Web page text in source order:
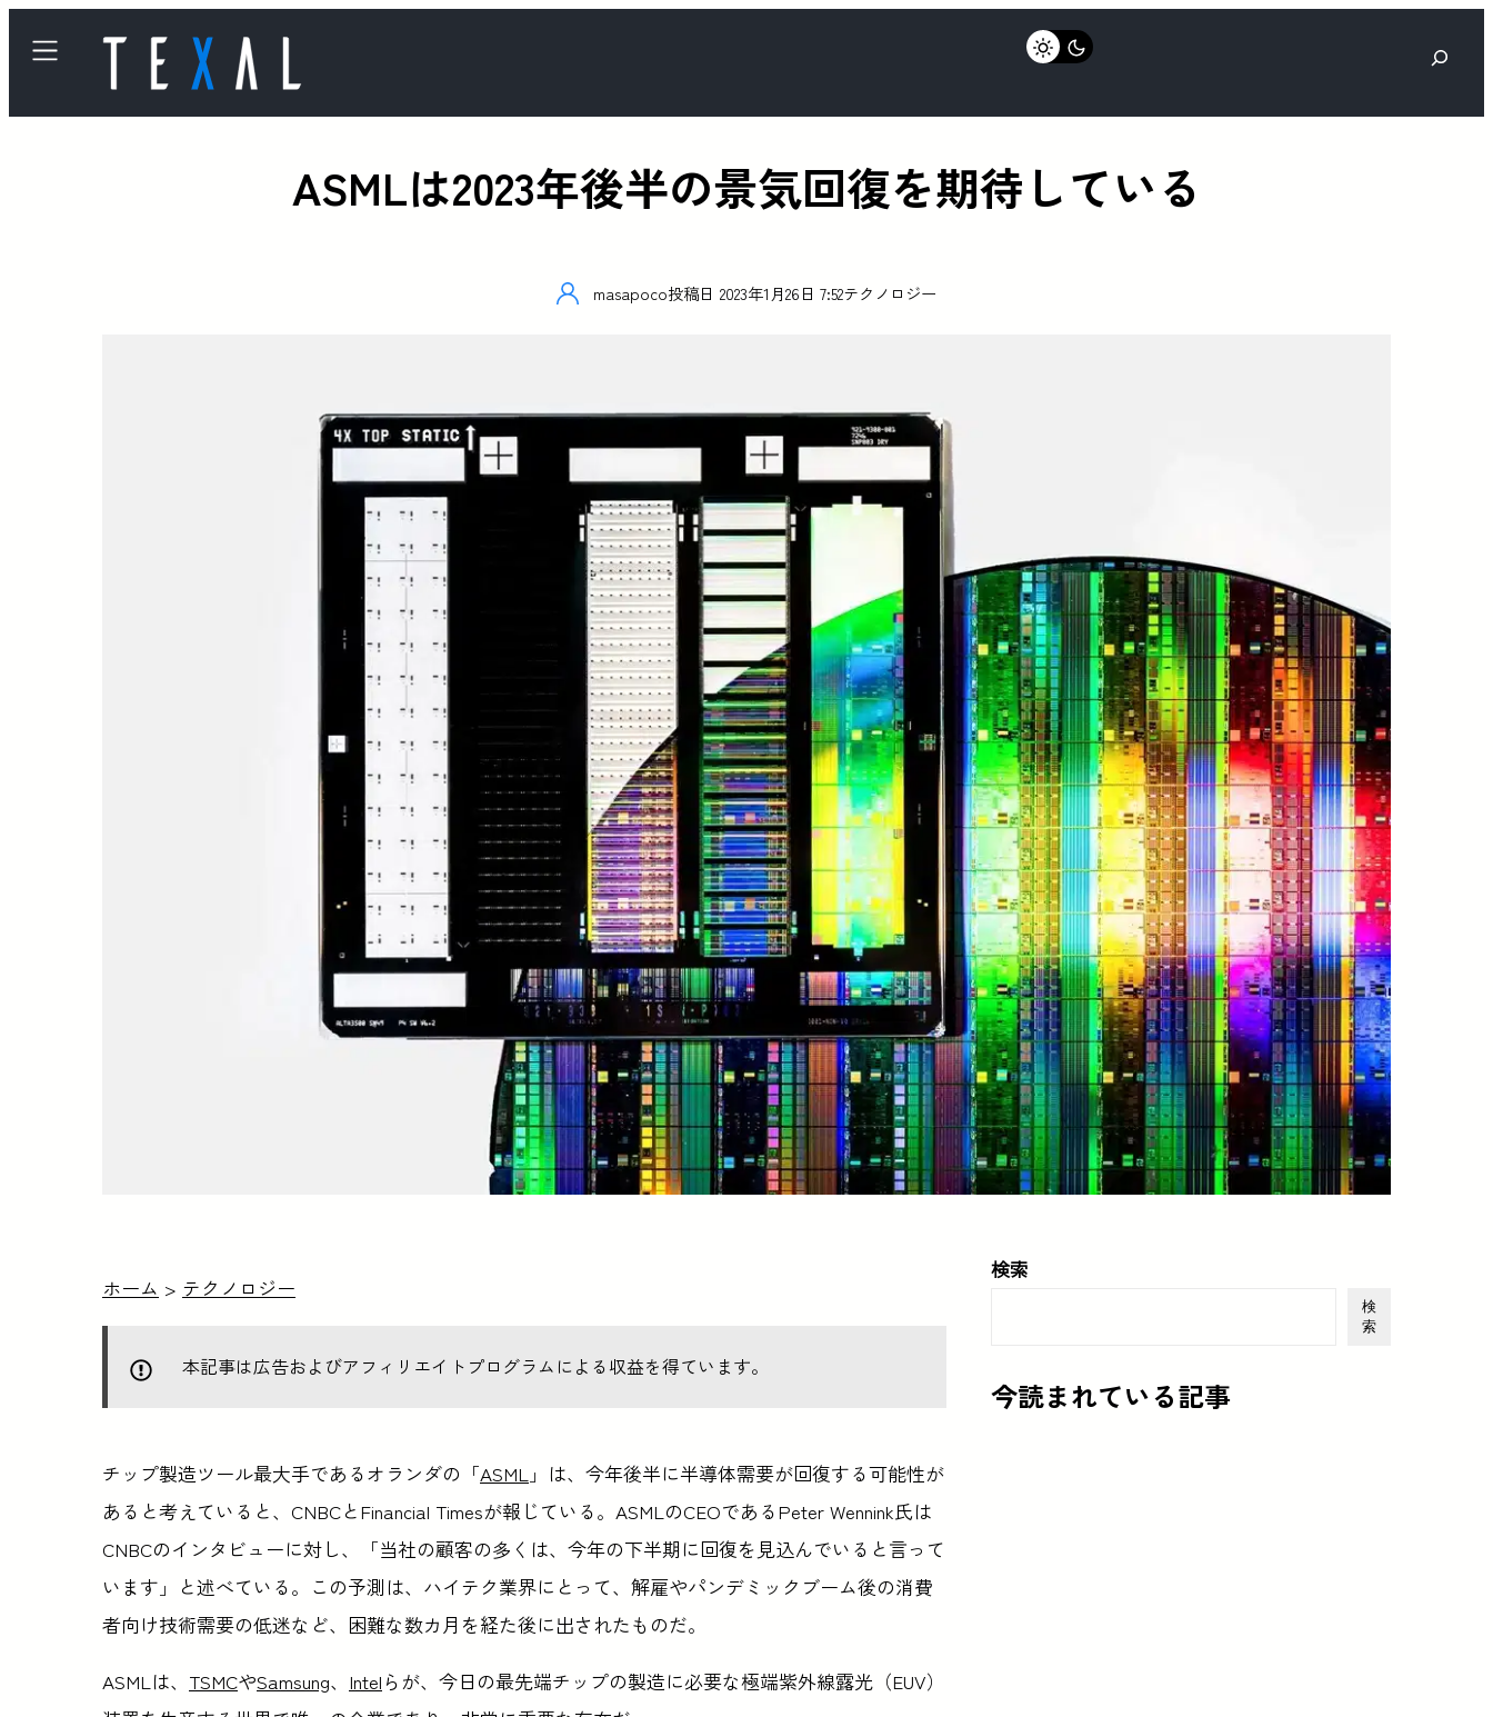
検
ASMLは2023年後半の景気回復を期待している
masapoco投稿日 2023年1月26日 7:52テクノロジー
ホーム > テクノロジー
本記事は広告およびアフィリエイトプログラムによる収益を得ています。
チップ製造ツール最大手であるオランダの「ASML 」は、今年後半に半導体需要が回復する可能性が
あると考えていると、CNBCとFinancial Timesが報じている。ASMLのCEOであるPeter Wennink氏は
CNBCのインタビューに対し、「当社の顧客の多くは、今年の下半期に回復を見込んでいると言って
います」と述べている。この予測は、ハイテク業界にとって、解雇やパンデミックブーム後の消費
者向け技術需要の低迷など、困難な数カ月を経た後に出されたものだ。
ASMLは、 TSMCやSamsung、 Intel らが、今日の最先端チップの製造に必要な極端紫外線露光（EUV）
検索
検
索
今読まれている記事